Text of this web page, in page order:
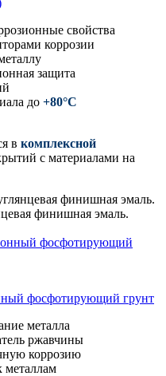
свойства
коррозии
защита
до +80°С
в комплексной
с материалами на
финишная эмаль.
финишная эмаль.
фосфотирующий грунт
металла
ржавчины
коррозию
металлам